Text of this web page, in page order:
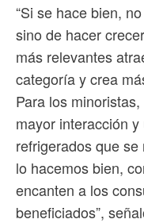
“Si se hace bien,
sino de hacer
más relevantes
categoría y crea
Para los
mayor interacción
refrigerados que
lo hacemos bien,
encanten a los
beneficiados”,